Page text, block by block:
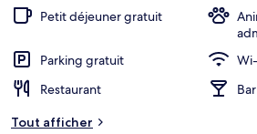
Petit déjeuner gratuit
Parking gratuit
Restaurant
Bar
Tout afficher